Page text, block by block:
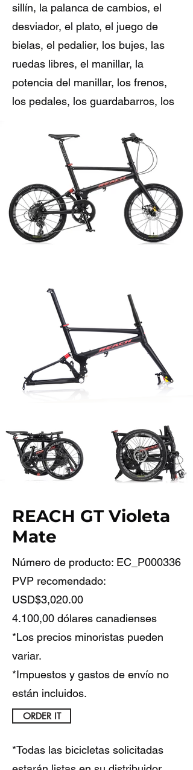
sillín, la palanca de cambios, el
desviador, el plato, el juego de
bielas, el pedalier, los bujes, las
ruedas libres, el manillar, la
potencia del manillar, los frenos,
los pedales, los guardabarros, los
los tornillos de conexión.
REACH GT Violeta
Mate
Número de producto: EC_P000336
PVP recomendado:
USD$3,020.00
4.100,00 dólares canadienses
*Los precios minoristas pueden
variar.
*Impuestos y gastos de envío no
están incluidos.
ORDER IT
*Todas las bicicletas solicitadas